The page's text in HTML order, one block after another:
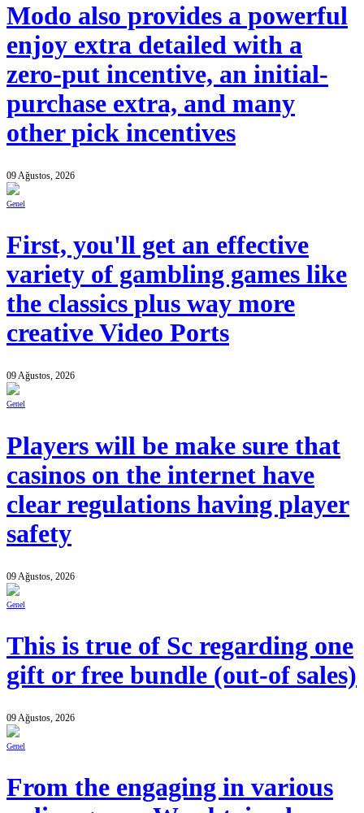
Modo also provides a powerful
enjoy extra detailed with a
zero-put incentive, an initial-
purchase extra, and many
other pick incentives
09 Ağustos, 2026
Genel
First, you'll get an effective
variety of gambling games like
the classics plus way more
creative Video Ports
09 Ağustos, 2026
Genel
Players will be make sure that
casinos on the internet have
clear regulations having player
safety
09 Ağustos, 2026
Genel
This is true of Sc regarding one
gift or free bundle (out-of sales)
09 Ağustos, 2026
Genel
From the engaging in various